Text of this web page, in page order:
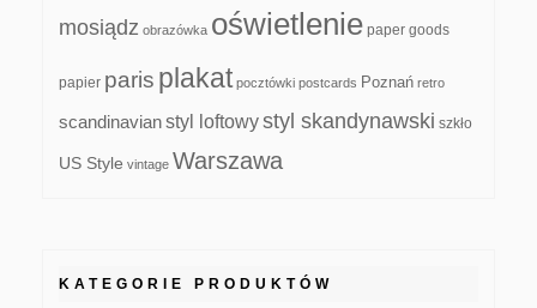
mosiądz obrazówka oświetlenie paper goods
papier paris plakat pocztówki postcards Poznań retro
scandinavianstyl loftowystyl skandynawski szkło
US Style vintage Warszawa
KATEGORIE PRODUKTÓW